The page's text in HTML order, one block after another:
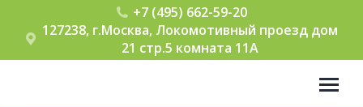
+7 (495) 662-59-20
127238, г.Москва, Локомотивный проезд дом
21 стр.5 комната 11А